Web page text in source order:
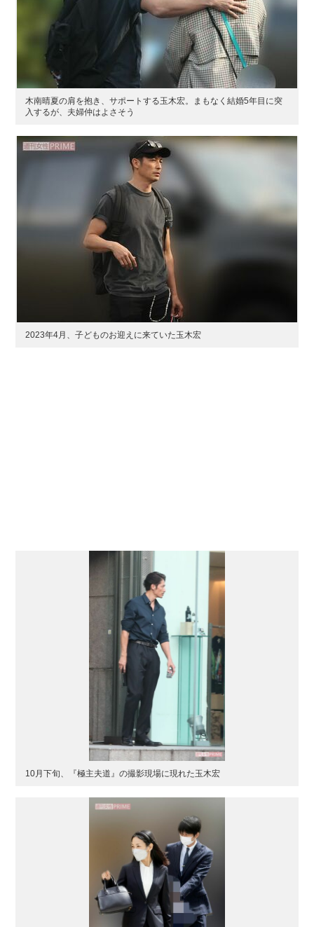
木南晴夏の肩を抱き、サポートする玉木宏。まもなく結婚5年目に突
入するが、夫婦仲はよさそう
2023年4月、子どものお迎えに来ていた玉木宏
10月下旬、『極主夫道』の撮影現場に現れた玉木宏